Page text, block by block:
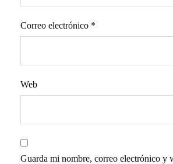
Correo electrónico *
Web
Guarda mi nombre, correo electrónico y